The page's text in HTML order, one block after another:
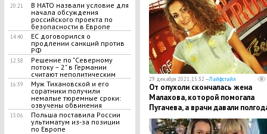
20:21
В НАТО назвали условие для
начала обсуждения
российского проекта по
безопасности в Европе
14:40
ЕС договорился о
продлении санкций против
РФ
12:38
Решение по "Северному
потоку – 2" в Германии
считают неполитическим
16:59
Муж Тихановской и его
соратники получили
немалые тюремные сроки:
озвучены обвинения
15:06
Польша поставила России
ультиматум из-за позиции
по Европе
29 декабря 2021, 15:32 —Лайфстайл
От опухоли скончалась жена
Малахова, которой помогала
Пугачева, а врачи давали